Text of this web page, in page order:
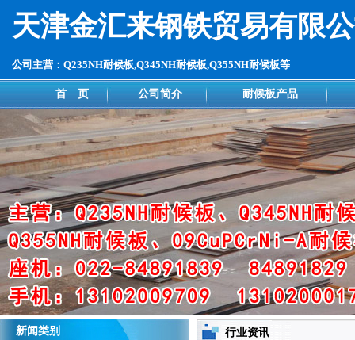
天津金汇来钢铁贸易有限
公司主营：Q235NH耐候板,Q345NH耐候板,Q355NH耐候板等
首 页 公司简介 耐候板产品
新闻类别 行业资讯